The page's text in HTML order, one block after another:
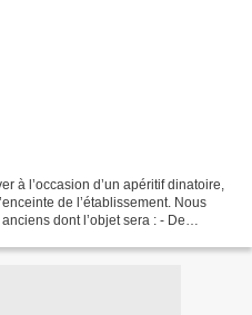
à l’occasion d’un apéritif dinatoire,
de l’établissement. Nous
dont l’objet sera : - De